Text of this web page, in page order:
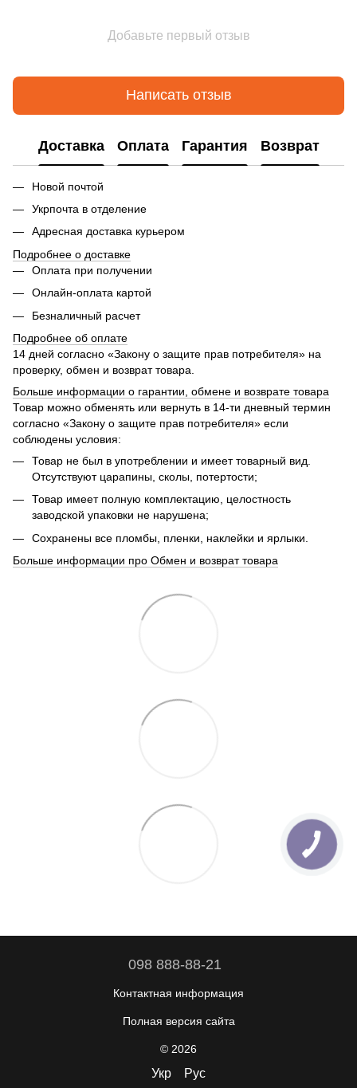
Добавьте первый отзыв
Написать отзыв
Доставка Оплата Гарантия Возврат
Новой почтой
Укрпочта в отделение
Адресная доставка курьером
Подробнее о доставке
Оплата при получении
Онлайн-оплата картой
Безналичный расчет
Подробнее об оплате
14 дней согласно «Закону о защите прав потребителя» на
проверку, обмен и возврат товара.
Больше информации о гарантии, обмене и возврате товара
Товар можно обменять или вернуть в 14-ти дневный термин
согласно «Закону о защите прав потребителя» если
соблюдены условия:
Товар не был в употреблении и имеет товарный вид.
Отсутствуют царапины, сколы, потертости;
Товар имеет полную комплектацию, целостность
заводской упаковки не нарушена;
Сохранены все пломбы, пленки, наклейки и ярлыки.
Больше информации про Обмен и возврат товара
098 888-88-21
Контактная информация
Полная версия сайта
© 2026
Укр Рус